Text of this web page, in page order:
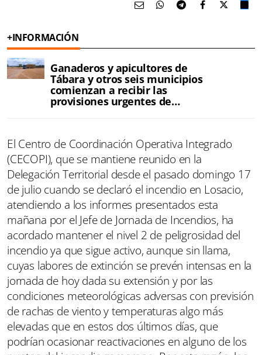
+INFORMACIÓN
Ganaderos y apicultores de
Tábara y otros seis municipios
comienzan a recibir las
provisiones urgentes de
alimento y agua
El Centro de Coordinación Operativa Integrado
(CECOPI), que se mantiene reunido en la
Delegación Territorial desde el pasado domingo 17
de julio cuando se declaró el incendio en Losacio,
atendiendo a los informes presentados esta
mañana por el Jefe de Jornada de Incendios, ha
acordado mantener el nivel 2 de peligrosidad del
incendio ya que sigue activo, aunque sin llama,
cuyas labores de extinción se prevén intensas en la
jornada de hoy dada su extensión y por las
condiciones meteorológicas adversas con previsión
de rachas de viento y temperaturas algo más
elevadas que en estos dos últimos días, que
podrían ocasionar reactivaciones en alguno de los